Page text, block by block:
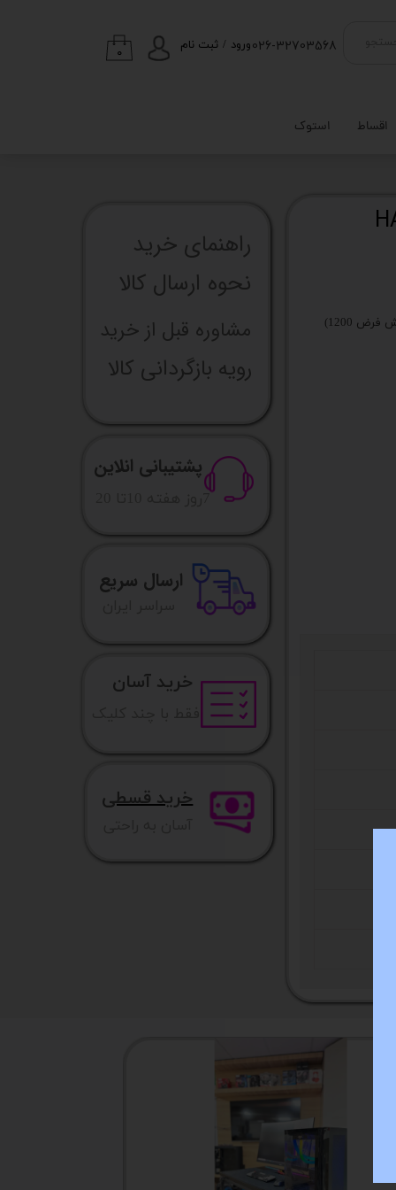
اقساط استوک
ورود / ثبت نام
۰ 026-32703568
راهنما​​​​​​​​​​​​​​ی خرید
نحوه ارسال کالا
مشاوره قبل از خرید
رویه بازگردانی کالا
پشتیبانی انلاین
ارسال سریع
خرید آسان
خرید قسطی